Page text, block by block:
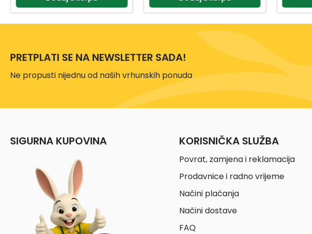
PRETPLATI SE NA NEWSLETTER SADA!
Ne propusti nijednu od naših vrhunskih ponuda
SIGURNA KUPOVINA KORISNIČKA SLUŽBA
Povrat, zamjena i reklamacija
Prodavnice i radno vrijeme
Načini plaćanja
Načini dostave
FAQ